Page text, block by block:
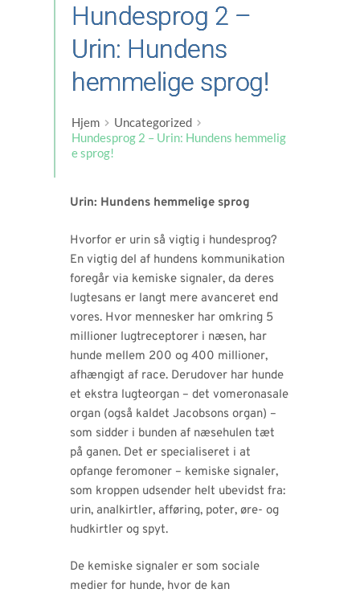
Hundesprog 2 –
Urin: Hundens
hemmelige sprog!
Hjem
Uncategorized
Hundesprog 2 – Urin: Hundens hemmelig
e sprog!
Urin: Hundens hemmelige sprog
Hvorfor er urin så vigtig i hundesprog?
En vigtig del af hundens kommunikation
foregår via kemiske signaler, da deres
lugtesans er langt mere avanceret end
vores. Hvor mennesker har omkring 5
millioner lugtreceptorer i næsen, har
hunde mellem 200 og 400 millioner,
afhængigt af race. Derudover har hunde
et ekstra lugteorgan – det vomeronasale
organ (også kaldet Jacobsons organ) –
som sidder i bunden af næsehulen tæt
på ganen. Det er specialiseret i at
opfange feromoner – kemiske signaler,
som kroppen udsender helt ubevidst fra:
urin, analkirtler, afføring, poter, øre- og
hudkirtler og spyt.
De kemiske signaler er som sociale
medier for hunde, hvor de kan